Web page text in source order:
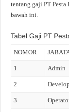
tentang gaji PT
bawah ini.
Tabel Gaji PT
NOMOR
1 Admin
2
3